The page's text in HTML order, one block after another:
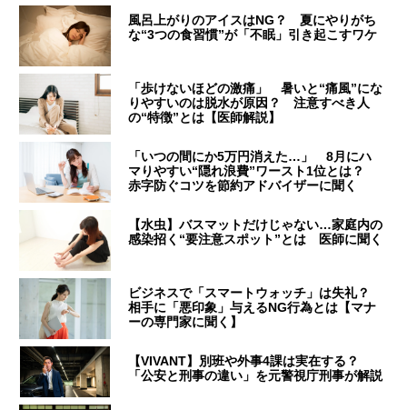
風呂上がりのアイスはNG？ 夏にやりがち
な“3つの食習慣”が「不眠」引き起こすワケ
「歩けないほどの激痛」 暑いと“痛風”にな
りやすいのは脱水が原因？ 注意すべき人
の“特徴”とは【医師解説】
「いつの間にか5万円消えた…」 8月にハ
マりやすい“隠れ浪費”ワースト1位とは？
赤字防ぐコツを節約アドバイザーに聞く
【水虫】バスマットだけじゃない…家庭内の
感染招く“要注意スポット”とは 医師に聞く
ビジネスで「スマートウォッチ」は失礼？
相手に「悪印象」与えるNG行為とは【マナ
ーの専門家に聞く】
【VIVANT】別班や外事4課は実在する？
「公安と刑事の違い」を元警視庁刑事が解説